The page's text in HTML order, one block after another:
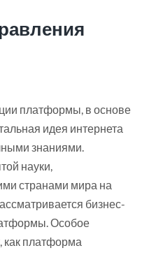
платформы, в основе
идея интернета
знаниями.
науки,
странами мира на
бизнес-
Особое
как платформа